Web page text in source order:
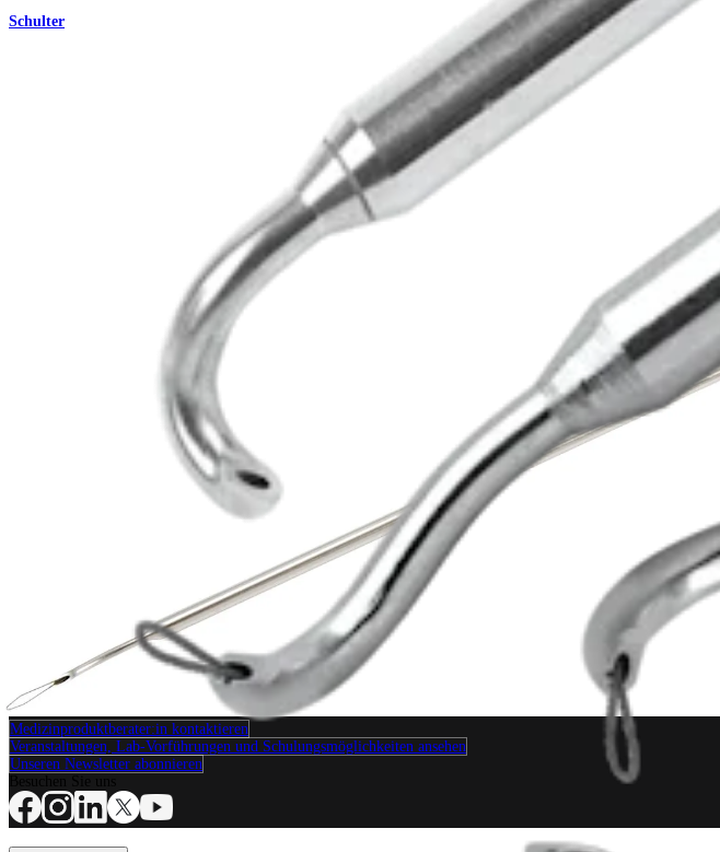
Schulter
Wie können wir Ihnen helfen?
Medizinproduktberater:in kontaktieren
Veranstaltungen, Lab-Vorführungen und Schulungsmöglichkeiten ansehen
Unseren Newsletter abonnieren